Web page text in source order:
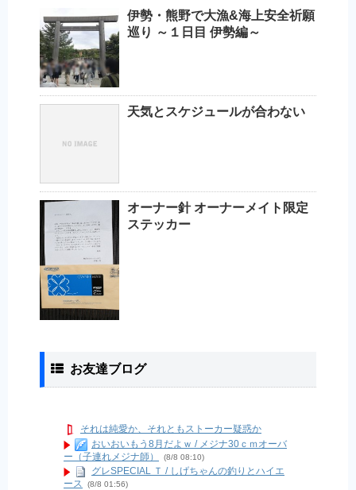
伊勢・熊野で大漁&海上安全祈願
巡り ～１日目 伊勢編～
天気とスケジュールが合わない
オーナー針 オーナーメイト限定
ステッカー
お友達ブログ
それは純愛か、それともストーカー疑惑か
おいおいもう8月だよｗ / メジナ30ｃｍオーバ
ー（子連れメジナ師）
(8/8 08:10)
グレSPECIAL Ｔ / しげちゃんの釣りとハイエ
ース
(8/8 01:56)